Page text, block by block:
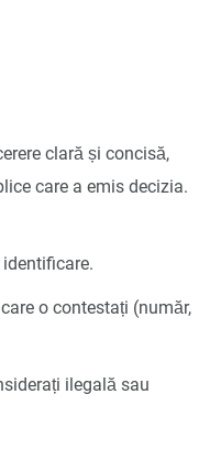
clară și concisă,
care a emis decizia.
o contestați (număr,
ilegală sau